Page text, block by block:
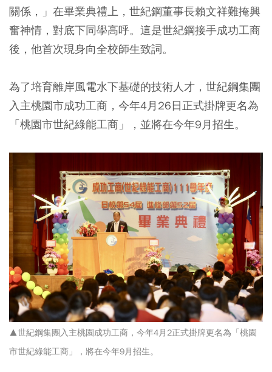
關係，」在畢業典禮上，世紀鋼董事長賴文祥難掩興
奮神情，對底下同學高呼。這是世紀鋼接手成功工商
後，他首次現身向全校師生致詞。
為了培育離岸風電水下基礎的技術人才，世紀鋼集團
入主桃園市成功工商，今年4月26日正式掛牌更名為
「桃園市世紀綠能工商」，並將在今年9月招生。
▲世紀鋼集團入主桃園成功工商，今年4月2正式掛牌更名為「桃園
市世紀綠能工商」，將在今年9月招生。